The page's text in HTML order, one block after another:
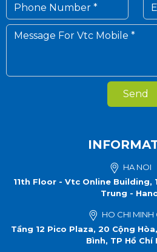
Send
HA NOI
11th Floor - Vtc Online Building,
Trung -
HO CHI MINH
Tầng 12 Pico Plaza, 20 Cộng
Bình, TP Hồ Chí